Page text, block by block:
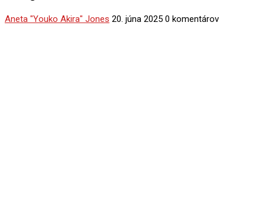
Aneta "Youko Akira" Jones 20. júna 2025 0 komentárov